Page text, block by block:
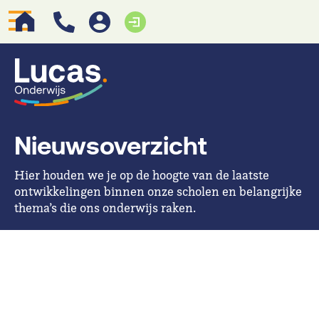
Nieuwsoverzicht
Hier houden we je op de hoogte van de laatste
ontwikkelingen binnen onze scholen en belangrijke
thema’s die ons onderwijs raken.